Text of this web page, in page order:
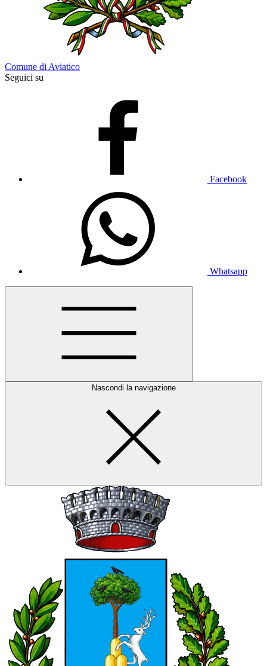
Comune di Aviatico
Seguici su
Facebook
Whatsapp
Nascondi la navigazione